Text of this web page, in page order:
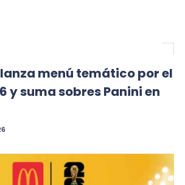
lanza menú temático por el
y suma sobres Panini en